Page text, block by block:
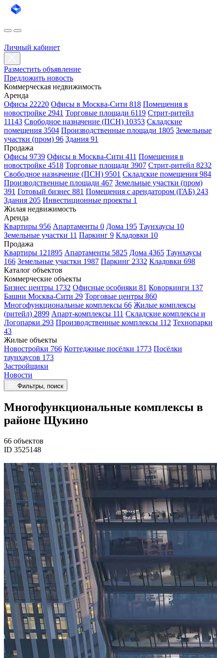
Личный кабинет
Разместить объявление
Предложить новость
Коммерческая недвижимость
Аренда
Офисы 22220 Офисы в Москва-Сити 818 Помещения в
новостройке 2941 Торговые площади 6119 Стрит-ритейл
11143 Свободное назначение (ПСН) 10353 Складские
помещения 3504 Производственные площади 1805 Земельные
участки (пром) 96 Здания 91
Продажа
Офисы 9739 Офисы в Москва-Сити 411 Помещения в
новостройке 4518 Торговые площади 3907 Стрит-ритейл 8232
Свободное назначение (ПСН) 9501 Складские помещения 984
Производственные площади 467 Земельные участки (пром)
391 Готовый бизнес 881 Помещения с арендатором (ГАБ) 243
Здания 205 Инвестиционные проекты 1
Жилая недвижимость
Аренда
Квартиры 956 Апартаменты 0 Дома 195 Таунхаусы 10
Земельные участки 11 Паркинг 9 Кладовки 10
Продажа
Квартиры 121895 Апартаменты 5825 Дома 4365 Таунхаусы
166 Земельные участки 1987 Паркинг 2332 Кладовки 698
Каталог объектов
Коммерческие объекты
Бизнес центры 1732 Офисные особняки 81 Коворкинги 137
Башни Москва-Сити 29 Торговые центры 860
Многофункциональные комплексы 66 Жилые комплексы
(ритейл) 2899 Апарт-комплексы 111 Складские комплексы и
Логопарки 293 Производственные комплексы 112 Технопарки
43
Жилые объекты
Новостройки 766 Коттеджные посёлки 1773 Посёлки
таунхаусов 173
Застройщики
Новости
Фильтры, поиск
Многофункциональные комплексы в
районе Щукино
66 объектов
ID 3525148